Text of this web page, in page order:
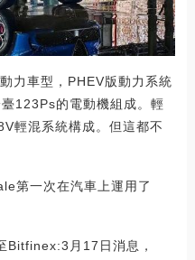
力車型，PHEV版動力系統
123Ps的電動機組成。輕
輕混系統構成。但這都不
第一次在汽車上運用了
Bitfinex:3月17日消息，